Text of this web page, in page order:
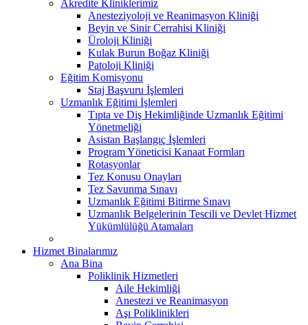
Akredite Kliniklerimiz
Anesteziyoloji ve Reanimasyon Kliniği
Beyin ve Sinir Cerrahisi Kliniği
Üroloji Kliniği
Kulak Burun Boğaz Kliniği
Patoloji Kliniği
Eğitim Komisyonu
Staj Başvuru İşlemleri
Uzmanlık Eğitimi İşlemleri
Tıpta ve Diş Hekimliğinde Uzmanlık Eğitimi
Yönetmeliği
Asistan Başlangıç İşlemleri
Program Yöneticisi Kanaat Formları
Rotasyonlar
Tez Konusu Onayları
Tez Savunma Sınavı
Uzmanlık Eğitimi Bitirme Sınavı
Uzmanlık Belgelerinin Tescili ve Devlet Hizmet
Yükümlülüğü Atamaları
Hizmet Binalarımız
Ana Bina
Poliklinik Hizmetleri
Aile Hekimliği
Anestezi ve Reanimasyon
Aşı Poliklinikleri